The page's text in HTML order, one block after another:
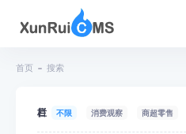
首页 搜索
栏目 不限 消费观察 商超零售